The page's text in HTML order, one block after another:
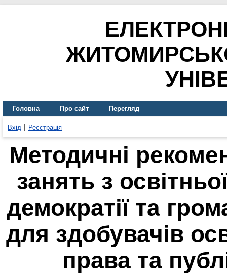
Головна Про сайт Перегляд
Вхід Реєстрація
Методичні
занять з
демократії та
для здобувачів
права та